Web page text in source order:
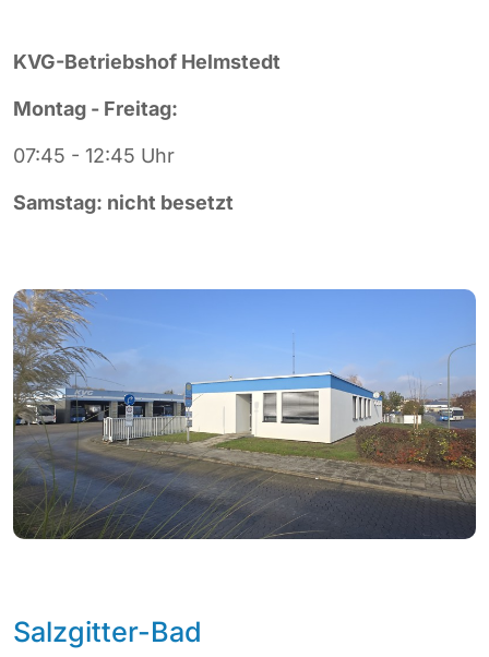
KVG-Betriebshof Helmstedt
Montag - Freitag:
07:45 - 12:45 Uhr
Samstag: nicht besetzt
Salzgitter-Bad